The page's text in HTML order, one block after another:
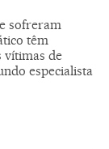
sofreram
têm
vítimas de
especialista